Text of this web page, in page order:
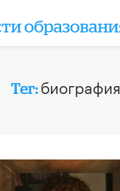
Тег:биография